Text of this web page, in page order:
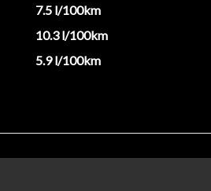
7.5 l/100km
10.3 l/100km
5.9 l/100km